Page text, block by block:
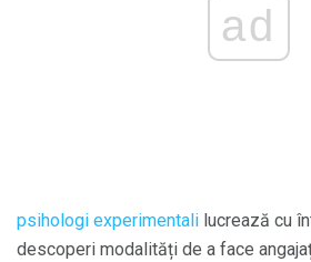
ad
psihologi experimentali lucrează cu
descoperi modalități de a face